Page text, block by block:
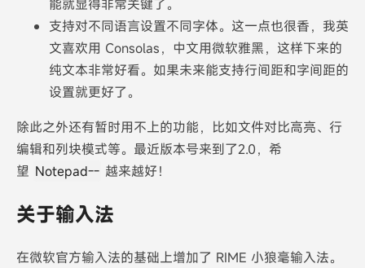
能就显得非常关键了。
支持对不同语言设置不同字体。这一点也很香，我英
文喜欢用 Consolas，中文用微软雅黑，这样下来的
纯文本非常好看。如果未来能支持行间距和字间距的
设置就更好了。
除此之外还有暂时用不上的功能，比如文件对比高亮、行
编辑和列块模式等。最近版本号来到了2.0，希
望 Notepad-- 越来越好！
关于输入法
在微软官方输入法的基础上增加了 RIME 小狼毫输入法。